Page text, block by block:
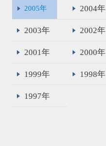
2005年 2004年
2003年 2002年
2001年 2000年
1999年 1998年
1997年